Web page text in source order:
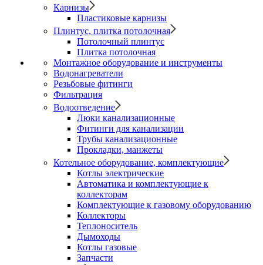
Карнизы
Пластиковые карнизы
Плинтус, плитка потолочная
Потолочный плинтус
Плитка потолочная
Монтажное оборудование и инструменты
Водонагреватели
Резьбовые фитинги
Фильтрация
Водоотведение
Люки канализационные
Фитинги для канализации
Трубы канализационные
Прокладки, манжеты
Котельное оборудование, комплектующие
Котлы электрические
Автоматика и комплектующие к
коллекторам
Комплектующие к газовому оборудованию
Коллекторы
Теплоноситель
Дымоходы
Котлы газовые
Запчасти